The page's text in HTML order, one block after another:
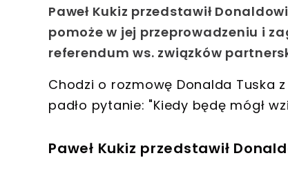
Paweł Kukiz przedstawił
pomoże w jej przeprowadzeniu i
referendum ws. związków
Chodzi o rozmowę Donalda Tuska
padło pytanie: "Kiedy będę mógł
Paweł Kukiz przedstawił